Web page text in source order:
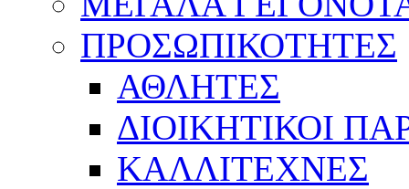
ΠΡΟΣΩΠΙΚΟΤΗΤΕΣ
ΑΘΛΗΤΕΣ
ΔΙΟΙΚΗΤΙΚΟΙ
ΚΑΛΛΙΤΕΧΝΕΣ